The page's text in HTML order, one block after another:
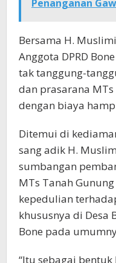
Penanganan
Bersama H.
Anggota DPRD
tak tanggung-
dan prasarana
dengan biaya
Ditemui di
sang adik H.
sumbangan
MTs Tanah
kepedulian
khususnya di Desa
Bone pada
“Itu sebagai